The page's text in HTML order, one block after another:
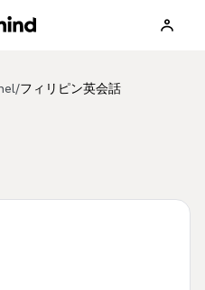
/フィリピン英会話